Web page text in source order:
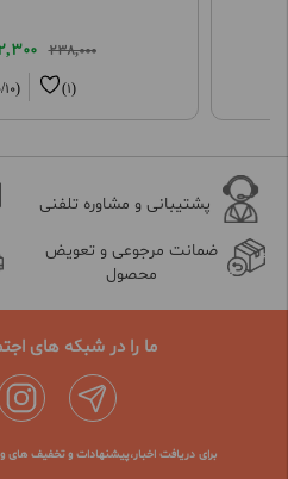
238,000
(1)
10)
پشتیبانی و مشاوره تلفنی
ضمانت مرجوعی و تعویض
محصول
ما را در شبکه های
برای دریافت اخبار،پیشنهادات و تخفیف های